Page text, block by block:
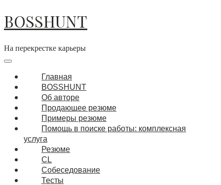
Перейти
к
BOSSHUNT
На перекрестке карьеры
навигация
Меню
Главная
BOSSHUNT
Об авторе
Продающее резюме
Примеры резюме
Помощь в поиске работы: комплексная
услуга
Резюме
CL
Собеседование
Тесты